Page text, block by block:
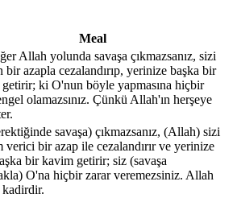
Meal
Allah yolunda savaşa çıkmazsanız, sizi
bir azapla cezalandırıp, yerinize başka bir
ki O'nun böyle yapmasına hiçbir
olamazsınız. Çünkü Allah'ın herşeye
savaşa) çıkmazsanız, (Allah) sizi
verici bir azap ile cezalandırır ve yerinize
bir kavim getirir; siz (savaşa
O'na hiçbir zarar veremezsiniz. Allah
kadirdir.